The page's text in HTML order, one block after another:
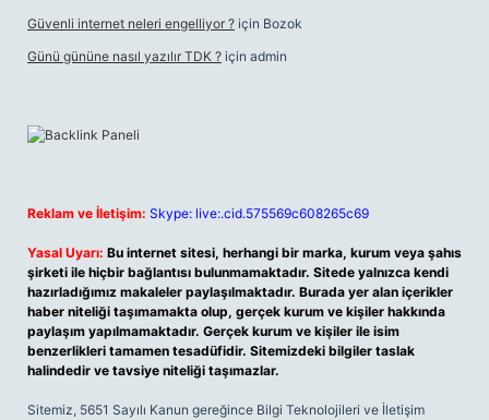
Güvenli internet neleri engelliyor ? için Bozok
Günü gününe nasıl yazılır TDK ? için admin
Reklam ve İletişim: Skype: live:.cid.575569c608265c69
Yasal Uyarı: Bu internet sitesi, herhangi bir marka, kurum veya şahıs
şirketi ile hiçbir bağlantısı bulunmamaktadır. Sitede yalnızca kendi
hazırladığımız makaleler paylaşılmaktadır. Burada yer alan içerikler
haber niteliği taşımamakta olup, gerçek kurum ve kişiler hakkında
paylaşım yapılmamaktadır. Gerçek kurum ve kişiler ile isim
benzerlikleri tamamen tesadüfidir. Sitemizdeki bilgiler taslak
halindedir ve tavsiye niteliği taşımazlar.
Sitemiz, 5651 Sayılı Kanun gereğince Bilgi Teknolojileri ve İletişim